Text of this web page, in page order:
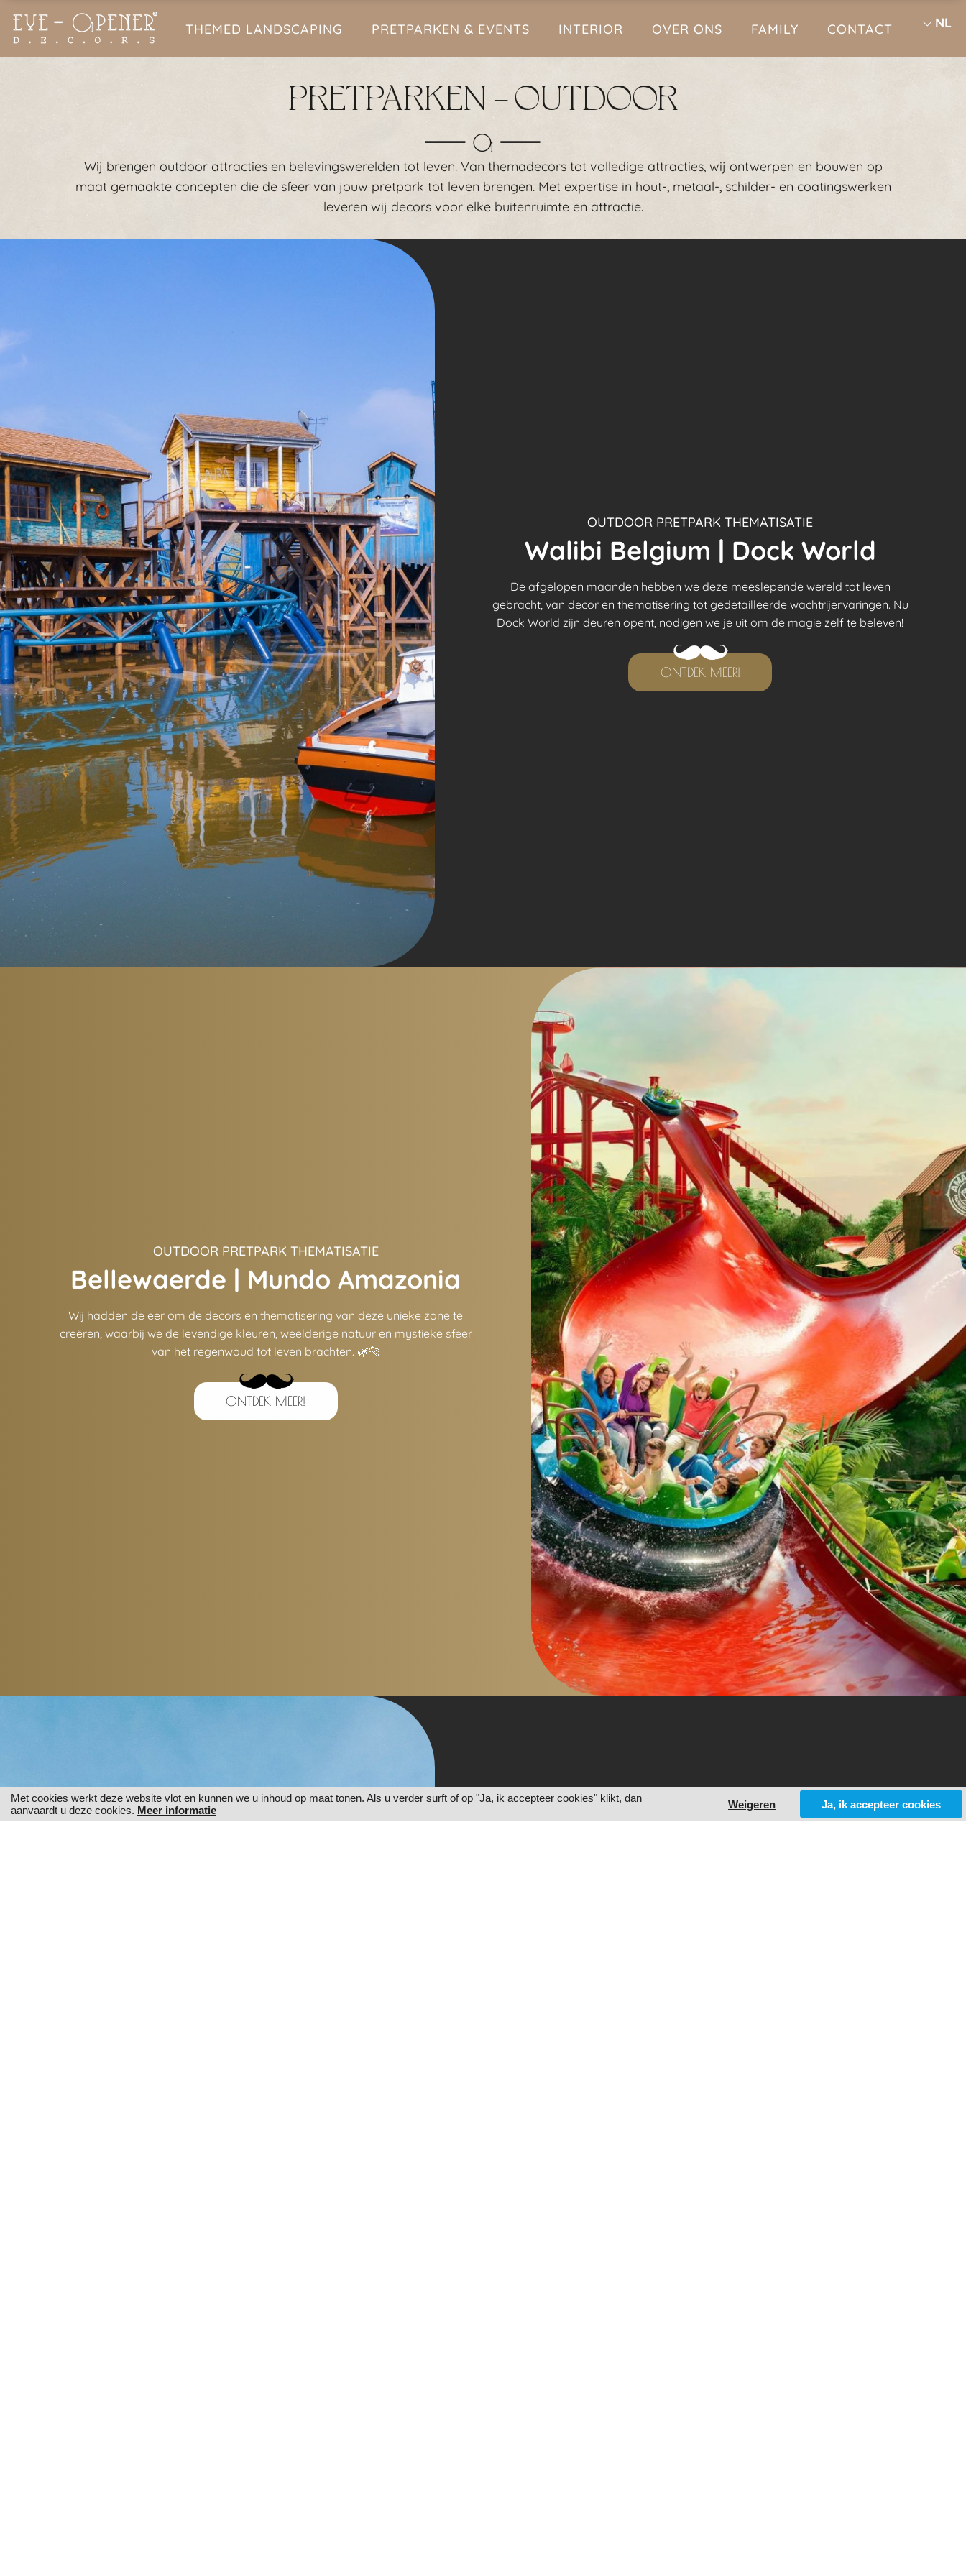
THEMED LANDSCAPING PRETPARKEN & EVENTS INTERIOR OVER ONS FAMILY CONTACT NL
PRETPARKEN - OUTDOOR
Wij brengen outdoor attracties en belevingswerelden tot leven. Van themadecors tot volledige attracties, wij ontwerpen en bouwen op
maat gemaakte concepten die de sfeer van jouw pretpark tot leven brengen. Met expertise in hout-, metaal-, schilder- en coatingswerken
leveren wij decors voor elke buitenruimte en attractie.
OUTDOOR PRETPARK THEMATISATIE
Walibi Belgium | Dock World
De afgelopen maanden hebben we deze meeslepende wereld tot leven
gebracht, van decor en thematisering tot gedetailleerde wachtrijervaringen. Nu
Dock World zijn deuren opent, nodigen we je uit om de magie zelf te beleven!
ONTDEK MEER!
OUTDOOR PRETPARK THEMATISATIE
Bellewaerde | Mundo Amazonia
Wij hadden de eer om de decors en thematisering van deze unieke zone te
creëren, waarbij we de levendige kleuren, weelderige natuur en mystieke sfeer
van het regenwoud tot leven brachten. 🌿🐆
ONTDEK MEER!
Met cookies werkt deze website vlot en kunnen we u inhoud op maat tonen. Als u verder surft of op "Ja, ik accepteer cookies" klikt, dan
aanvaardt u deze cookies. Meer informatie Weigeren Ja, ik accepteer cookies